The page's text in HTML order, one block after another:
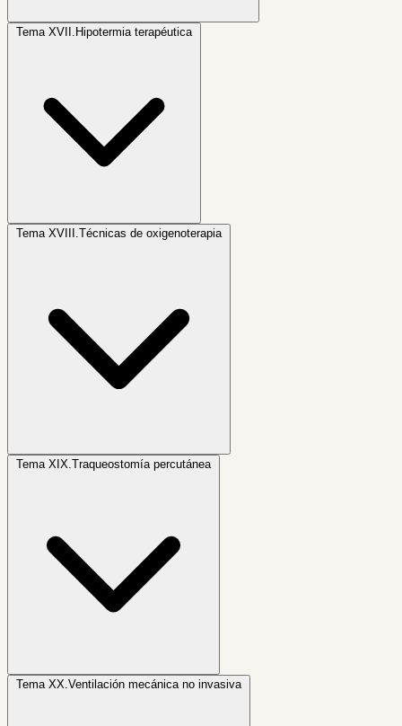
Tema XVII. Hipotermia terapéutica
Tema XVIII. Técnicas de oxigenoterapia
Tema XIX. Traqueostomía percutánea
Tema XX. Ventilación mecánica no invasiva